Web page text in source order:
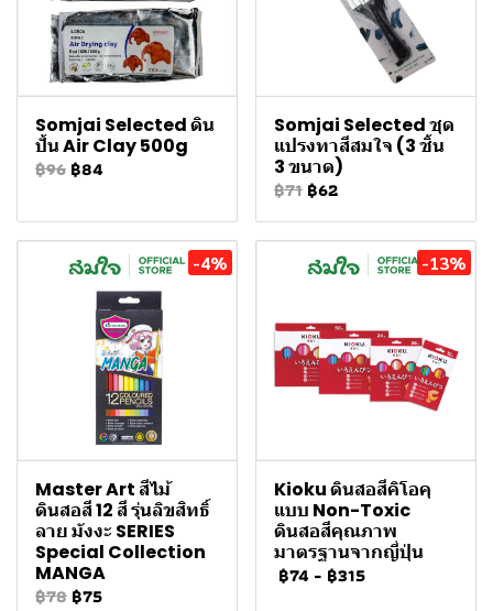
Somjai Selected ดิน
ปั้น Air Clay 500g
฿96 ฿84
Somjai Selected ชุด
แปรงทาสีสมใจ (3 ชิ้น
3 ขนาด)
฿71 ฿62
-4%
Master Art สีไม้
ดินสอสี 12 สี รุ่นลิขสิทธิ์
ลาย มังงะ SERIES
Special Collection
MANGA
฿78 ฿75
-13%
Kioku ดินสอสีคิโอคุ
แบบ Non-Toxic
ดินสอสีคุณภาพ
มาตรฐานจากญี่ปุ่น
฿74 - ฿315